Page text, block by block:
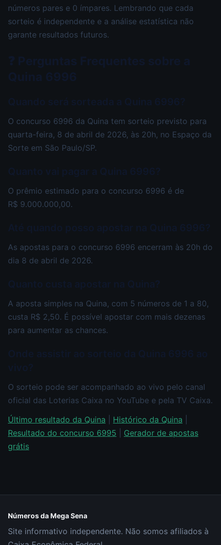
números pares e 0 ímpares. Lembrando que cada
sorteio é independente e a análise estatística não
garante resultados futuros.
O concurso 6996 da Quina tem sorteio previsto para
quarta-feira, 8 de abril de 2026, às 20h, no Espaço da
Sorte em São Paulo/SP.
O prêmio estimado para o concurso 6996 é de
R$ 9.000.000,00.
As apostas para o concurso 6996 encerram às 20h do
dia 8 de abril de 2026.
A aposta simples na Quina, com 5 números de 1 a 80,
custa R$ 2,50. É possível apostar com mais dezenas
para aumentar as chances.
O sorteio pode ser acompanhado ao vivo pelo canal
oficial das Loterias Caixa no YouTube e pela TV Caixa.
Último resultado da Quina
Histórico da Quina
Resultado do concurso 6995
Gerador de apostas
grátis
Números da Mega Sena
Site informativo independente. Não somos afiliados à